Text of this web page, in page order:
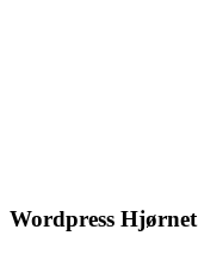
Wordpress Hjørnet